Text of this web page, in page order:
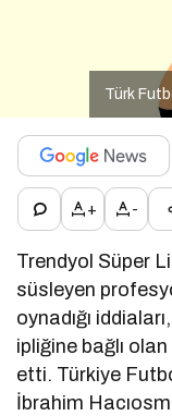
Türk
+ -
Trendyol Süper
süsleyen
oynadığı
ipliğine bağlı
etti. Türkiye
İbrahim